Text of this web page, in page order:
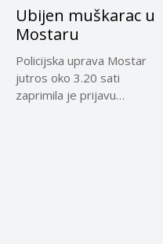
Ubijen muškarac u
Mostaru
Policijska uprava Mostar
jutros oko 3.20 sati
zaprimila je prijavu